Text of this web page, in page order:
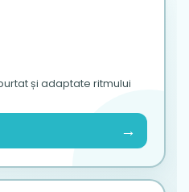
și adaptate ritmului
→